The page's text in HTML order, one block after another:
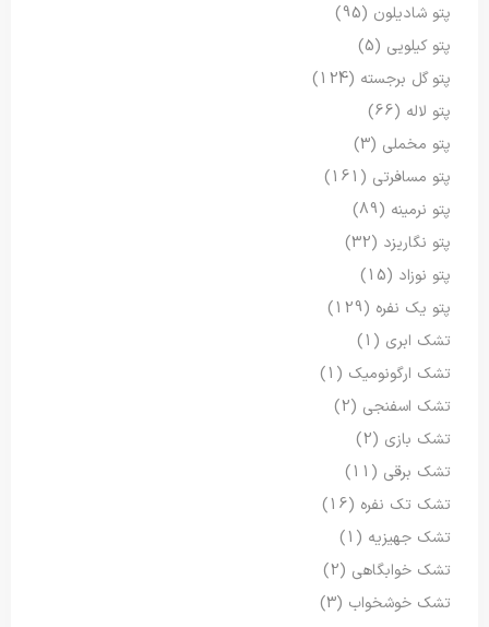
پتو شادیلون (95)
پتو کیلویی (5)
پتو گل برجسته (124)
پتو لاله (66)
پتو مخملی (3)
پتو مسافرتی (161)
پتو نرمینه (89)
پتو نگاریزد (32)
پتو نوزاد (15)
پتو یک نفره (129)
تشک ابری (1)
تشک ارگونومیک (1)
تشک اسفنجی (2)
تشک بازی (2)
تشک برقی (11)
تشک تک نفره (16)
تشک جهیزیه (1)
تشک خوابگاهی (2)
تشک خوشخواب (3)